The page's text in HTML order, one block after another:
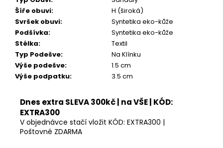
Šíře obuvi:
H (široká)
Svršek obuvi:
Syntetika eko-kůže
Podšívka:
Syntetika eko-kůže
Stélka:
Textil
Typ Podešve:
Na Klínku
Výše podešve:
1.5 cm
Výše podpatku: 3.5 cm
Dnes extra SLEVA 300kč | na VŠE | KÓD:
EXTRA300
V objednávce stačí vložit KÓD: EXTRA300 |
Poštovné ZDARMA